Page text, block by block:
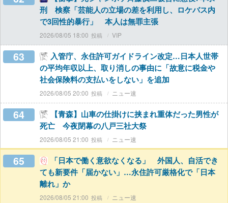
刑 検察「芸能人の立場の差を利用し、ロケバス内
で3回性的暴行」 本人は無罪主張
2026/08/05 18:00 VIP
63
入管庁、永住許可ガイドライン改定…日本人世帯
の平均年収以上、取り消しの事由に「故意に税金や
社会保険料の支払いをしない」を追加
2026/08/05 20:00 ニュー速
64
【青森】山車の仕掛けに挟まれ重体だった男性が
死亡 今夜閉幕の八戸三社大祭
2026/08/05 21:00 ニュー速
65
「日本で働く意欲なくなる」 外国人、自活でき
ても新要件「届かない」…永住許可厳格化で「日本
離れ」か
2026/08/05 21:00 ニュー速